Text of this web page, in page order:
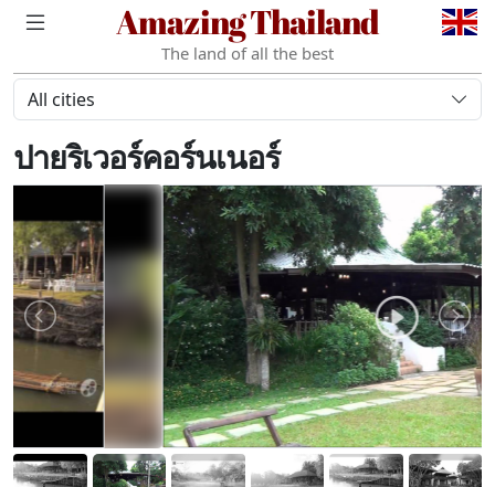
Amazing Thailand
The land of all the best
All cities
ปายริเวอร์คอร์นเนอร์